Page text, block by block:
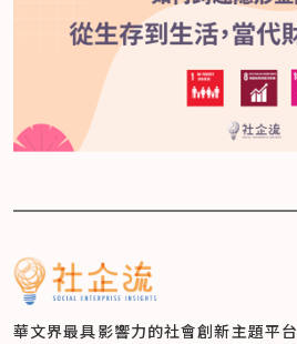
華文界最具影響力的社會創新主題平台